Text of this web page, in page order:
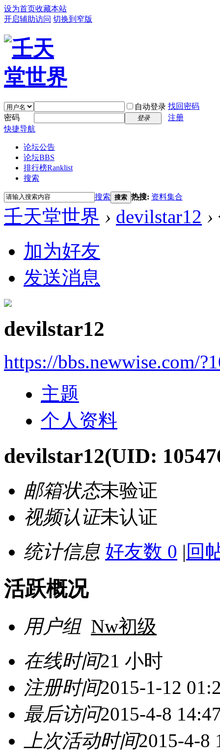
设为首页收藏本站
开启辅助访问 切换到窄版
自动登录 找回密码
密码
登录
注册
快捷导航
论坛公告
论坛BBS
排行榜Ranklist
搜索
搜索 搜索 热搜: 资料集合
壬天堂世界 › devilstar12 ›
加为好友
发送消息
devilstar12
https://bbs.newwise.com/
主题
个人资料
devilstar12(UID:
邮箱状态未验证
视频认证未认证
统计信息 好友数 0 | 回
活跃概况
用户组 Nw初级
在线时间21 小时
注册时间2015-1-12
最后访问2015-4-8
上次活动时间2015-4-8